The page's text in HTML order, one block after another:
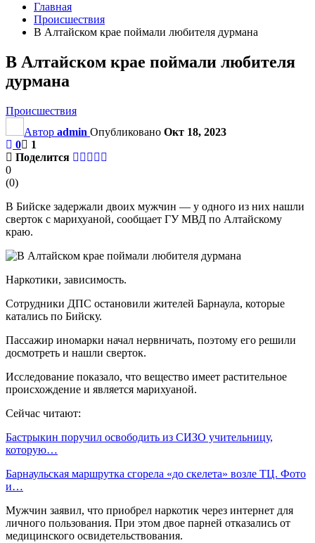
Главная
Происшествия
В Алтайском крае поймали любителя дурмана
В Алтайском крае поймали любителя
дурмана
Происшествия
Автор admin Опубликовано Окт 18, 2023
0
1
Поделится
0
(0)
В Бийске задержали двоих мужчин — у одного из них нашли
сверток с марихуаной, сообщает ГУ МВД по Алтайскому
краю.
Наркотики, зависимость.
Сотрудники ДПС остановили жителей Барнаула, которые
катались по Бийску.
Пассажир иномарки начал нервничать, поэтому его решили
досмотреть и нашли сверток.
Исследование показало, что вещество имеет растительное
происхождение и является марихуаной.
Сейчас читают:
Бастрыкин поручил освободить из СИЗО учительницу,
которую…
Барнаульская маршрутка сгорела «до скелета» возле ТЦ. Фото
и…
Мужчин заявил, что приобрел наркотик через интернет для
личного пользования. При этом двое парней отказались от
медицинского освидетельствования.